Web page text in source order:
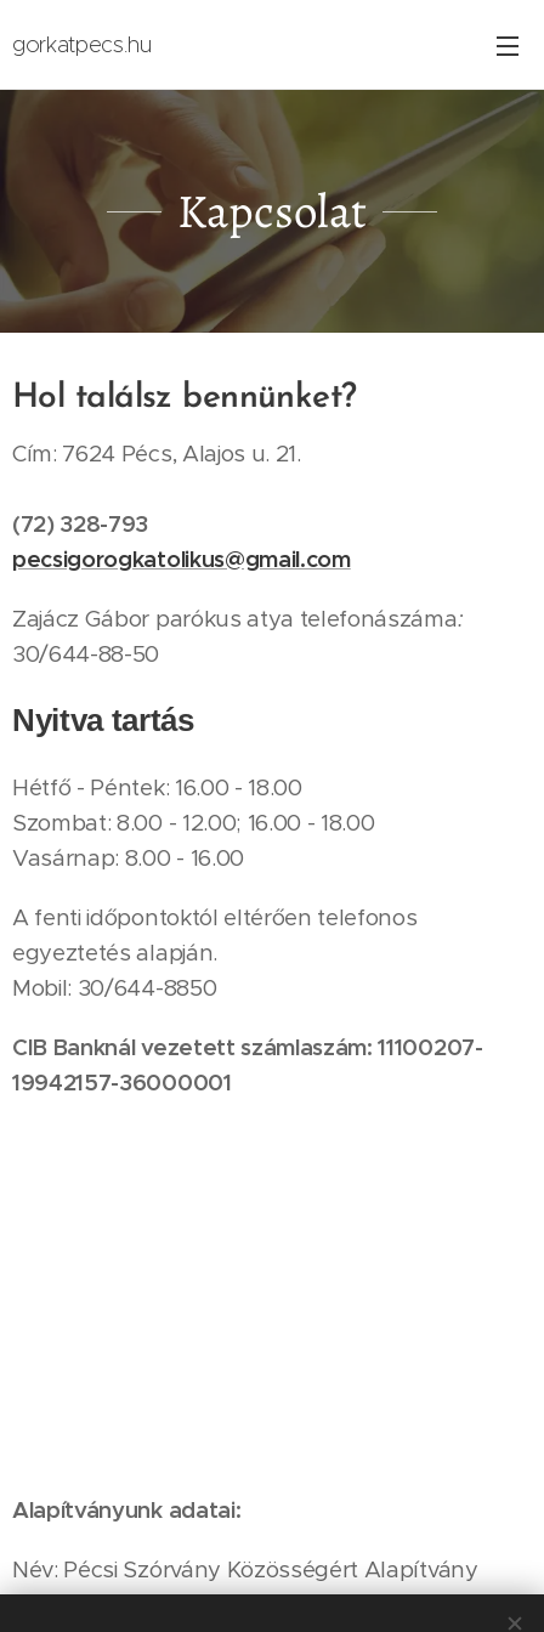
gorkatpecs.hu
Kapcsolat
Hol találsz bennünket?
Cím: 7624 Pécs, Alajos u. 21.
(72) 328-793
pecsigorogkatolikus@gmail.com
Zajácz Gábor parókus atya telefonászáma:
30/644-88-50
Nyitva tartás
Hétfő - Péntek: 16.00 - 18.00
Szombat: 8.00 - 12.00; 16.00 - 18.00
Vasárnap: 8.00 - 16.00
A fenti időpontoktól eltérően telefonos
egyeztetés alapján.
Mobil: 30/644-8850
CIB Banknál vezetett számlaszám: 11100207-
19942157-36000001
Alapítványunk adatai:
Név: Pécsi Szórvány Közösségért Alapítvány